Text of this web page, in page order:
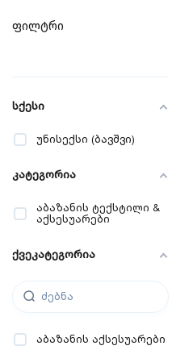
ფილტრი
სქესი
უნისექსი (ბავშვი)
კატეგორია
აბაზანის ტექსტილი &
აქსესუარები
ქვეკატეგორია
აბაზანის აქსესუარები